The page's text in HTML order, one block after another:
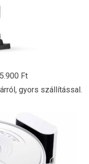
Ft
gyors szállítással.